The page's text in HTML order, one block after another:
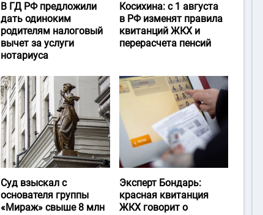
В ГД РФ предложили
дать одиноким
родителям налоговый
вычет за услуги
нотариуса
Косихина: с 1 августа
в РФ изменят правила
квитанций ЖКХ и
перерасчета пенсий
Суд взыскал с
основателя группы
«Мираж» свыше 8 млн
Эксперт Бондарь:
красная квитанция
ЖКХ говорит о